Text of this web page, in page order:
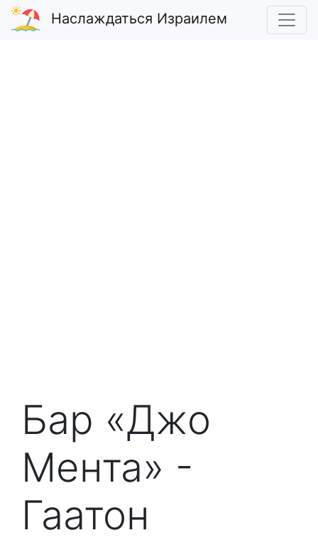
Наслаждаться Израилем
Бар «Джо
Мента» -
Гаатон